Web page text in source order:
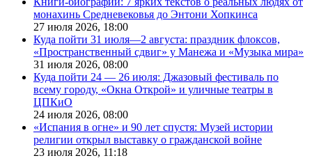
монахинь Средневековья до Энтони Хопкинса
27 июля 2026, 18:00
Куда пойти 31 июля—2 августа: праздник флоксов,
«Пространственный сдвиг» у Манежа и «Музыка мира»
31 июля 2026, 08:00
Куда пойти 24 — 26 июля: Джазовый фестиваль по
всему городу, «Окна Открой» и уличные театры в
ЦПКиО
24 июля 2026, 08:00
«Испания в огне» и 90 лет спустя: Музей истории
религии открыл выставку о гражданской войне
23 июля 2026, 11:18